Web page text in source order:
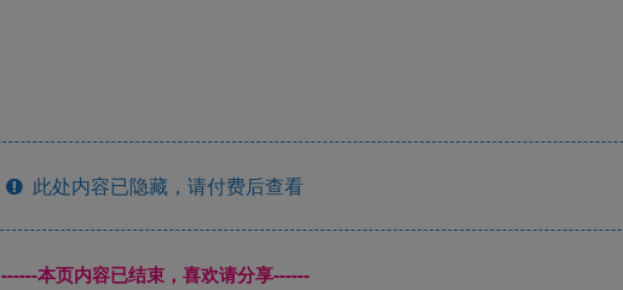
此处内容已隐藏，请付费后查看
------本页内容已结束，喜欢请分享------